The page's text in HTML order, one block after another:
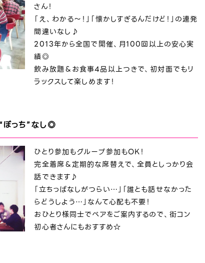
さん！
「え、わかる～！」「懐かしすぎるんだけど！」の連発
間違いなし♪
2013年から全国で開催、月100回以上の安心実
績◎
飲み放題＆お食事4品以上つきで、初対面でもリ
ラックスして楽しめます！
ぼっち”なし◎
ひとり参加もグループ参加もOK！
完全着席＆定期的な席替えで、全員としっかり会
話できます♪
「立ちっぱなしがつらい…」「誰とも話せなかった
らどうしよう…」なんて心配も不要！
おひとり様同士でペアをご案内するので、街コン
初心者さんにもおすすめ☆